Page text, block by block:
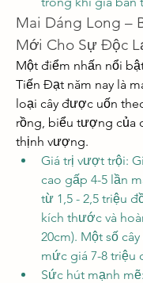
Mai Dáng Long –
Mới Cho Sự Độc
Một điểm nhấn nổi
Tiến Đạt năm nay là
loại cây được uốn
rồng, biểu tượng của
thịnh vượng.
Giá trị vượt trội:
cao gấp 4-5 lần
từ 1,5 - 2,5 triệu
kích thước và
20cm). Một số
mức giá 7-8 triệu
Sức hút mạnh